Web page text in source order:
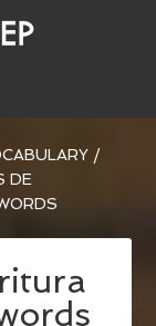
/
DE